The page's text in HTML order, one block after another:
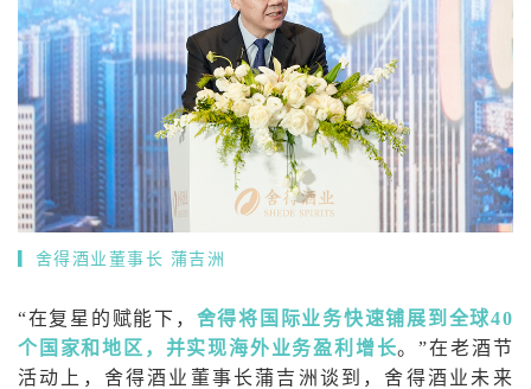
▎ 舍得酒业董事长 蒲吉洲
“在复星的赋能下， 舍得将国际业务快速铺展到全球40
个国家和地区，并实现海外业务盈利增长。”在老酒节
活动上，舍得酒业董事长蒲吉洲谈到，舍得酒业未来